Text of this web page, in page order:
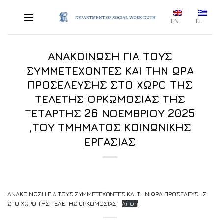
EN EL
ΑΝΑΚΟΙΝΩΣΗ ΓΙΑ ΤΟΥΣ
ΣΥΜΜΕΤΕΧΟΝΤΕΣ ΚΑΙ ΤΗΝ ΩΡΑ
ΠΡΟΣΕΛΕΥΣΗΣ ΣΤΟ ΧΩΡΟ ΤΗΣ
ΤΕΛΕΤΗΣ ΟΡΚΩΜΟΣΙΑΣ ΤΗΣ
ΤΕΤΑΡΤΗΣ 26 ΝΟΕΜΒΡΙΟΥ 2025
,ΤΟΥ ΤΜΗΜΑΤΟΣ ΚΟΙΝΩΝΙΚΗΣ
ΕΡΓΑΣΙΑΣ
ΑΝΑΚΟΙΝΩΣΗ ΓΙΑ ΤΟΥΣ ΣΥΜΜΕΤΕΧΟΝΤΕΣ ΚΑΙ ΤΗΝ ΩΡΑ ΠΡΟΣΕΛΕΥΣΗΣ
ΣΤΟ ΧΩΡΟ ΤΗΣ ΤΕΛΕΤΗΣ ΟΡΚΩΜΟΣΙΑΣ
Λήψη